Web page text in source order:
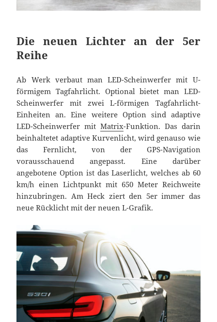
Die neuen Lichter an der 5er
Reihe
Ab Werk verbaut man LED-Scheinwerfer mit U-
förmigem Tagfahrlicht. Optional bietet man LED-
Scheinwerfer mit zwei L-förmigen Tagfahrlicht-
Einheiten an. Eine weitere Option sind adaptive
LED-Scheinwerfer mit Matrix-Funktion. Das darin
beinhaltetet adaptive Kurvenlicht, wird genauso wie
das Fernlicht, von der GPS-Navigation
vorausschauend angepasst. Eine darüber
angebotene Option ist das Laserlicht, welches ab 60
km/h einen Lichtpunkt mit 650 Meter Reichweite
hinzubringen. Am Heck ziert den 5er immer das
neue Rücklicht mit der neuen L-Grafik.